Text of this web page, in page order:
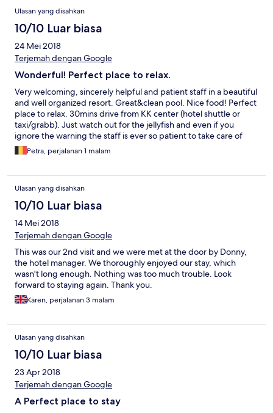
Ulasan yang disahkan
10/10 Luar biasa
24 Mei 2018
Terjemah dengan Google
Wonderful! Perfect place to relax.
Very welcoming, sincerely helpful and patient staff in a beautiful
and well organized resort. Great&clean pool. Nice food! Perfect
place to relax. 30mins drive from KK center (hotel shuttle or
taxi/grabb). Just watch out for the jellyfish and even if you
ignore the warning the staff is ever so patient to take care of
(silly) you (but still, better not try to beat the jelly's and just enjoy
a walk along the beautiful beach)!
Petra, perjalanan 1 malam
Ulasan yang disahkan
10/10 Luar biasa
14 Mei 2018
Terjemah dengan Google
This was our 2nd visit and we were met at the door by Donny,
the hotel manager. We thoroughly enjoyed our stay, which
wasn't long enough. Nothing was too much trouble. Look
forward to staying again. Thank you.
Karen, perjalanan 3 malam
Ulasan yang disahkan
10/10 Luar biasa
23 Apr 2018
Terjemah dengan Google
A Perfect place to stay